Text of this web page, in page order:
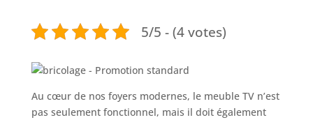
5/5 - (4 votes)
Au cœur de nos foyers modernes, le meuble TV n’est
pas seulement fonctionnel, mais il doit également